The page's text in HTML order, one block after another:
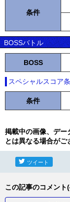
条件
BOSSバトル
BOSS
スペシャルスコア
条件
掲載中の画像、デー
とは異なる場合がご
ツイート
この記事のコメント